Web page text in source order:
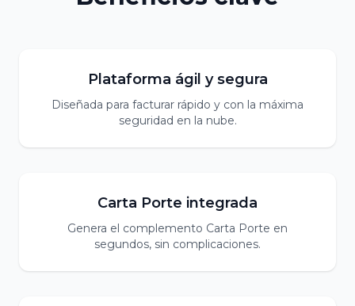
Plataforma ágil y segura
Diseñada para facturar rápido y con la máxima
seguridad en la nube.
Carta Porte integrada
Genera el complemento Carta Porte en
segundos, sin complicaciones.